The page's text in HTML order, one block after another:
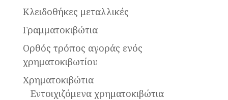
Κλειδοθήκες μεταλλικές
Γραμματοκιβώτια
Ορθός τρόπος αγοράς ενός
χρηματοκιβωτίου
Χρηματοκιβώτια
Εντοιχιζόμενα χρηματοκιβώτια